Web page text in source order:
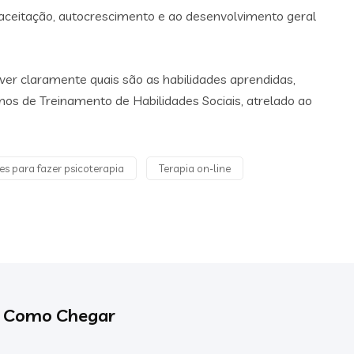
autocrescimento e ao desenvolvimento geral
claramente quais são as habilidades aprendidas,
de Treinamento de Habilidades Sociais, atrelado ao
para fazer psicoterapia Terapia on-line
Como Chegar